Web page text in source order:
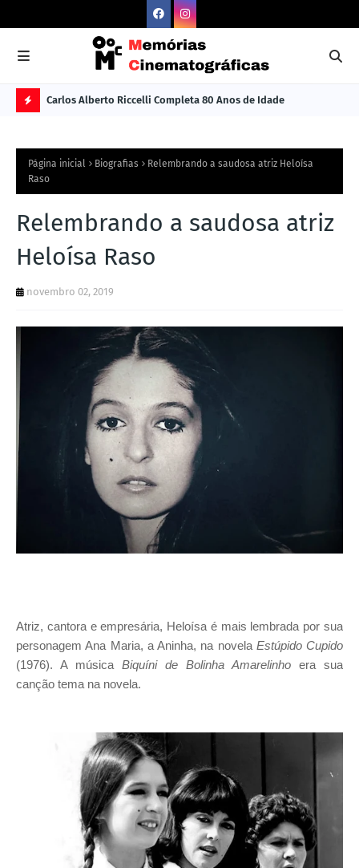
L
TI
M
A
O
Carlos Alberto Riccelli Completa 80 Anos de Idade
Página inicial Biografias
Relembrando a saudosa atriz Heloísa
Raso
Relembrando a saudosa atriz
Heloísa Raso
novembro 02, 2019
Atriz, cantora e empresária, Heloísa é mais lembrada por sua
personagem Ana Maria, a Aninha, na novela Estúpido Cupido
(1976). A música Biquíni de Bolinha Amarelinho era sua
canção tema na novela.